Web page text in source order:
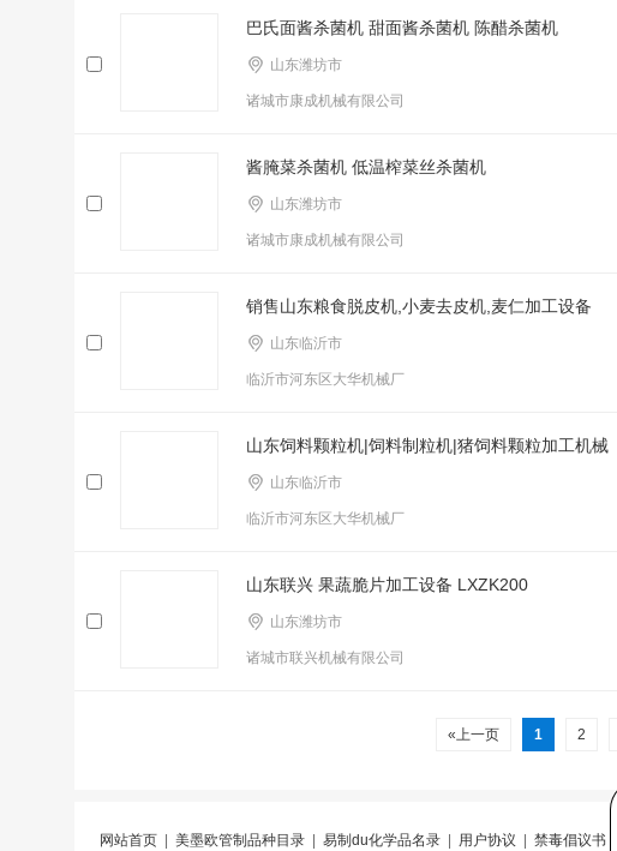
巴氏面酱杀菌机 甜面酱杀菌机 陈醋杀菌机
山东潍坊市
诸城市康成机械有限公司
酱腌菜杀菌机 低温榨菜丝杀菌机
山东潍坊市
诸城市康成机械有限公司
销售山东粮食脱皮机,小麦去皮机,麦仁加工设备
山东临沂市
临沂市河东区大华机械厂
山东饲料颗粒机|饲料制粒机|猪饲料颗粒加工机械
山东临沂市
临沂市河东区大华机械厂
山东联兴 果蔬脆片加工设备 LXZK200
山东潍坊市
诸城市联兴机械有限公司
«上一页 1 2
网站首页| 美墨欧管制品种目录| 易制du化学品名录| 用户协议 禁毒倡议书|